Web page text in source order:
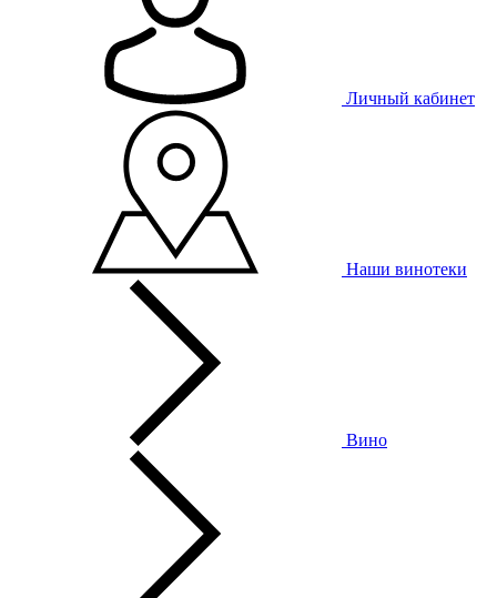
Личный кабинет
Наши винотеки
Вино